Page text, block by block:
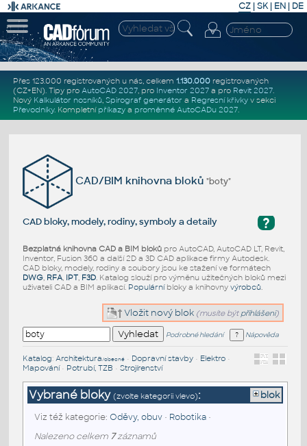
CZ | SK| EN | DE
Přes 123.000 registrovaných u nás, celkem 1.130.000registrovaných
(CZ+EN). Tipy pro AutoCAD 2027, pro Inventor 2027a pro Revit 2027.
Nový Kalkulátor nosníků, Spirograf generátor a Regresní křivkyv sekci
Převodníky. Kompletní příkazya proměnné AutoCADu 2027.
CAD/BIM knihovna bloků"boty"
?
CAD bloky, modely, rodiny, symboly a detaily
Bezplatná knihovna CAD a BIM blokůpro AutoCAD, AutoCAD LT, Revit,
Inventor, Fusion 360 a další 2D a 3D CAD aplikace firmy Autodesk.
CAD bloky, modely, rodiny a soubory jsou ke stažení ve formátech
DWG, RFA, IPT, F3D. Katalog slouží pro výměnu užitečných bloků mezi
uživateli CAD a BIM aplikací. Populárníbloky a knihovny výrobců.
Vložit nový blok (musíte být přihlášeni)
Podrobné hledání Nápověda
Katalog: Architektura/obecné• Dopravní stavby• Elektro•
Mapování• Potrubí, TZB • Strojírenství
Vybrané bloky (zvolte kategorii vlevo): blok
Viz též kategorie: Oděvy, obuv• Robotika•
Nalezeno celkem 7záznamů